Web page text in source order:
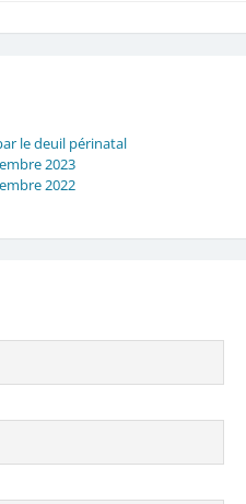
le deuil périnatal
2023
2022